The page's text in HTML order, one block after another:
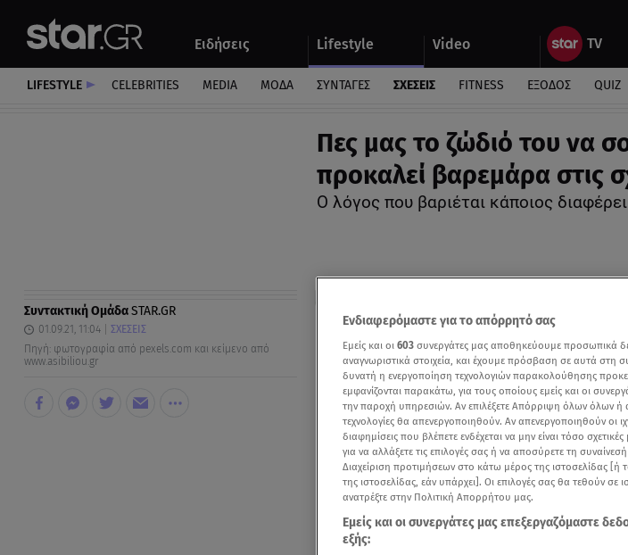
Ειδήσεις Lifestyle Video
Αυτοκίνητο
LIFESTYLE CELEBRITIES MEDIA ΜΟΔΑ ΣΥΝΤΑΓΕΣ ΣΧΕΣΕΙΣ FITNESS ΕΞΟΔΟΣ QUIZ
Πες μας το ζώδιό του να
προκαλεί βαρεμάρα στις
Ο λόγος που βαριέται κάποιος
Συντακτική ΟμάδαSTAR.GR
01.09.21, 11:04
ΣΧΕΣΕΙΣ
Πηγή: φωτογραφία από pexels.com και κείμενο από
www.asibiliou.gr
Ενδιαφερόμαστε για το απόρρητό σας
Εμείς και οι 603 συνεργάτες μας αποθηκεύουμε προσωπικά
αναγνωριστικά στοιχεία, και έχουμε πρόσβαση σε αυτά στη
δυνατή η ενεργοποίηση τεχνολογιών παρακολούθησης
εμφανίζονται παρακάτω, για τους οποίους εμείς και οι
την παροχή υπηρεσιών. Αν επιλέξετε Απόρριψη όλων όλων
τεχνολογίες θα απενεργοποιηθούν. Αν απενεργοποιηθούν οι
διαφημίσεις που βλέπετε ενδέχεται να μην είναι τόσο
για να αλλάξετε τις επιλογές σας ή να αποσύρετε τη
Διαχείριση προτιμήσεων στο κάτω μέρος της ιστοσελίδας
της ιστοσελίδας, εάν υπάρχει]. Οι επιλογές σας θα τεθούν σε
ανατρέξτε στην Πολιτική Απορρήτου μας.
Εμείς και οι συνεργάτες μας επεξεργαζόμαστε
εξής: